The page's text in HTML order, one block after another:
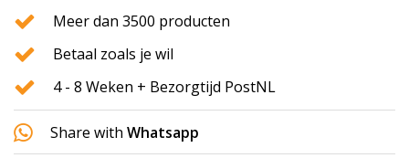
Meer dan 3500 producten
Betaal zoals je wil
4 - 8 Weken + Bezorgtijd PostNL
Share with Whatsapp